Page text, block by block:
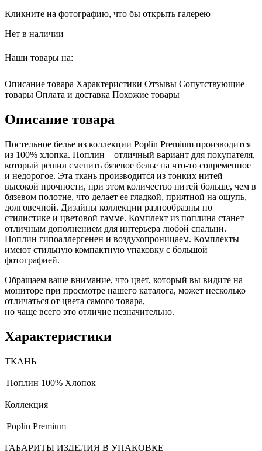
Кликните на фотографию, что бы открыть галерею
Нет в наличии
Наши товары на:
Описание товара Характеристики Отзывы Сопутствующие
товары Оплата и доставка Похожие товары
Описание товара
Постельное белье из коллекции Poplin Premium производится
из 100% хлопка. Поплин – отличный вариант для покупателя,
который решил сменить бязевое белье на что-то современное
и недорогое. Эта ткань производится из тонких нитей
высокой прочности, при этом количество нитей больше, чем в
бязевом полотне, что делает ее гладкой, приятной на ощупь,
долговечной. Дизайны коллекции разнообразны по
стилистике и цветовой гамме. Комплект из поплина станет
отличным дополнением для интерьера любой спальни.
Поплин гипоаллергенен и воздухопроницаем. Комплекты
имеют стильную компактную упаковку с большой
фотографией.
Обращаем ваше внимание, что цвет, который вы видите на
мониторе при просмотре нашего каталога, может несколько
отличаться от цвета самого товара,
но чаще всего это отличие незначительно.
Характеристики
ТКАНЬ
Поплин 100% Хлопок
Коллекция
Poplin Premium
ГАБАРИТЫ ИЗДЕЛИЯ В УПАКОВКЕ